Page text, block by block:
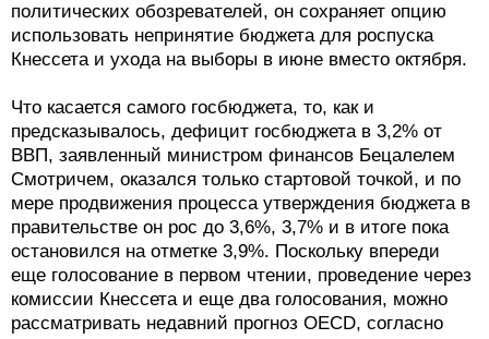
политических обозревателей, он сохраняет опцию
использовать непринятие бюджета для роспуска
Кнессета и ухода на выборы в июне вместо октября.
Что касается самого госбюджета, то, как и
предсказывалось, дефицит госбюджета в 3,2% от
ВВП, заявленный министром финансов Бецалелем
Смотричем, оказался только стартовой точкой, и по
мере продвижения процесса утверждения бюджета в
правительстве он рос до 3,6%, 3,7% и в итоге пока
остановился на отметке 3,9%. Поскольку впереди
еще голосование в первом чтении, проведение через
комиссии Кнессета и еще два голосования, можно
рассматривать недавний прогноз OECD, согласно